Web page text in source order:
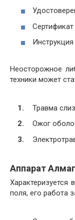
Сертификат
Неосторожное
техники может
Травма
Ожог
Аппарат Алмаг
Характеризуется
поля, его работа